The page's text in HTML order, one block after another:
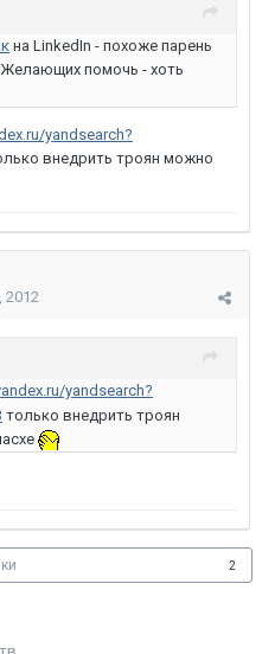
на LinkedIn - похоже парень
Желающих помочь - хоть
yandsearch?
внедрить троян можно
2012
yandsearch?
только внедрить троян
2